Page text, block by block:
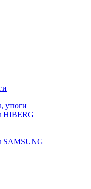
утюги
HIBERG
SAMSUNG